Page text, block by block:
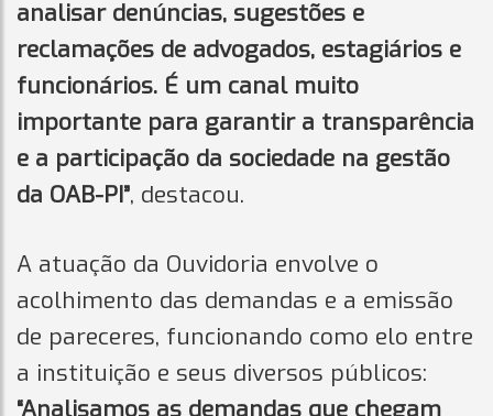
analisar denúncias, sugestões e
reclamações de advogados, estagiários e
funcionários. É um canal muito
importante para garantir a transparência
e a participação da sociedade na gestão
da OAB-PI”, destacou.
A atuação da Ouvidoria envolve o
acolhimento das demandas e a emissão
de pareceres, funcionando como elo entre
a instituição e seus diversos públicos:
“Analisamos as demandas que chegam